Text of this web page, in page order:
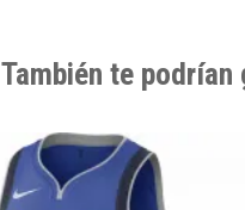
También te podrían